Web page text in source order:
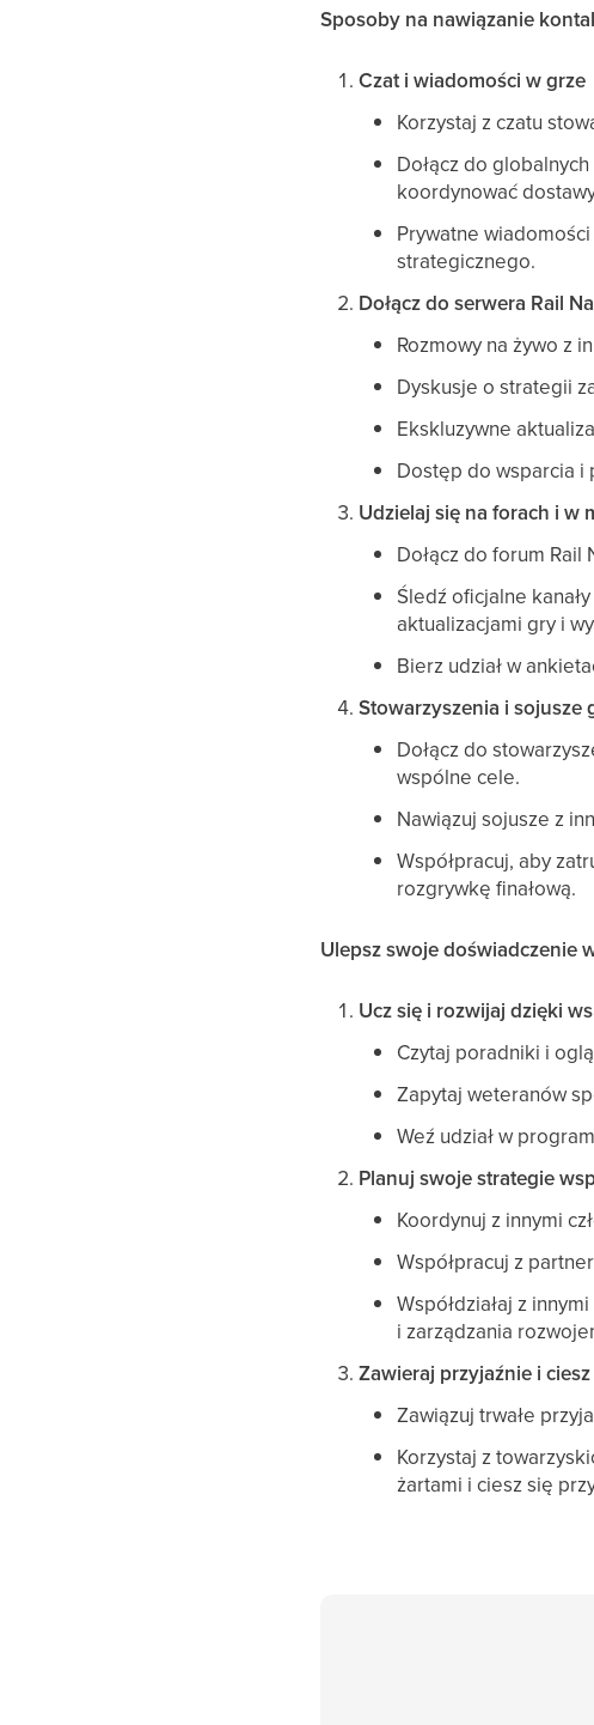
Sposoby na nawiązanie
Czat i wiadomości w grze
Korzystaj z czatu
Dołącz do
koordynować
Prywatne
strategicznego.
Dołącz do serwera Rail
Rozmowy na żywo z
Dyskusje o strategii
Ekskluzywne
Dostęp do wsparcia i
Udzielaj się na forach i w
Dołącz do forum
Śledź oficjalne
aktualizacjami gry i
Bierz udział w
Stowarzyszenia i sojusze
Dołącz do
wspólne cele.
Nawiązuj sojusze z
Współpracuj, aby
rozgrywkę finałową.
Ulepsz swoje doświadczenie
Ucz się i rozwijaj dzięki
Czytaj poradniki i
Zapytaj weteranów
Weź udział w
Planuj swoje strategie
Koordynuj z innymi
Współpracuj z
Współdziałaj z
i zarządzania
Zawieraj przyjaźnie i
Zawiązuj trwałe
Korzystaj z
żartami i ciesz się